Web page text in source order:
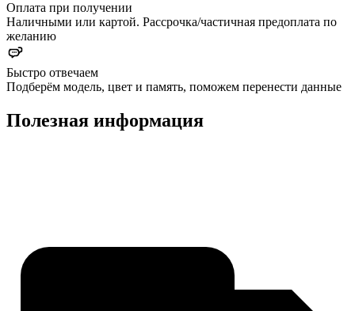
Оплата при получении
Наличными или картой. Рассрочка/частичная предоплата по
желанию
Быстро отвечаем
Подберём модель, цвет и память, поможем перенести данные
Полезная информация